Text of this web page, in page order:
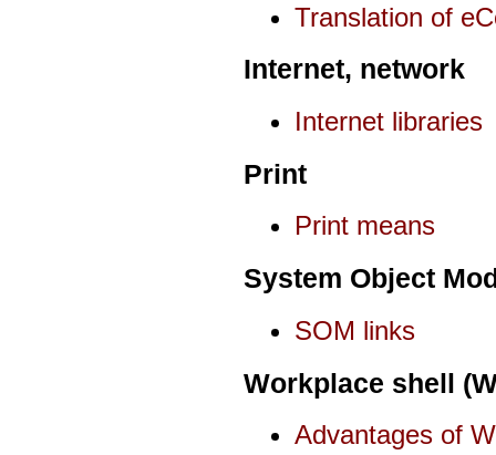
Translation of
Internet, network
Internet libraries
Print
Print means
System Object
SOM links
Workplace shell
Advantages of